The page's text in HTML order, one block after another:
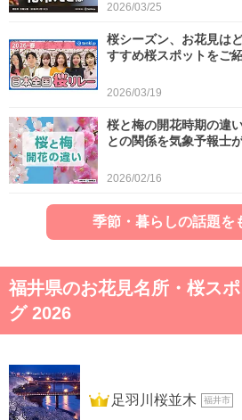
2026/03/25
桜シーズン、お花見は
すすめ桜スポットをご
2026/03/19
桜と梅の開花時期の違
との関係を気象予報士
2026/02/16
季節・暮らしの話題を
福井県のお花見名所・桜ス
グ 2026
1位 足羽川桜並木 福井市